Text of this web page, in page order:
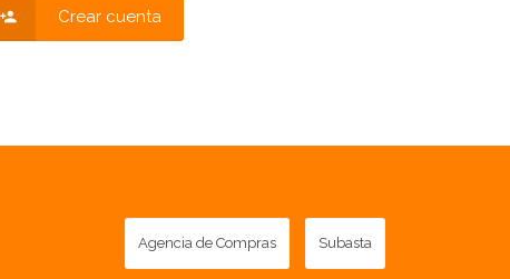
Crear cuenta
Agencia de Compras Subasta